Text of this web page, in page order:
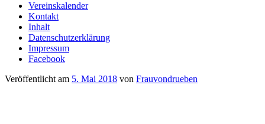
Vereinskalender
Kontakt
Inhalt
Datenschutzerklärung
Impressum
Facebook
Veröffentlicht am 5. Mai 2018 von Frauvondrueben